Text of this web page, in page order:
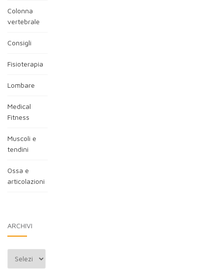
Colonna
vertebrale
Consigli
Fisioterapia
Lombare
Medical
Fitness
Muscoli e
tendini
Ossa e
articolazioni
ARCHIVI
Archivi